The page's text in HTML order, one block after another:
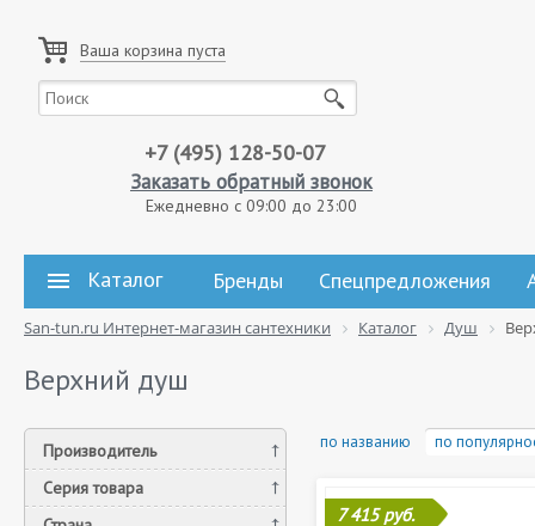
Ваша корзина пуста
+7 (495) 128-50-07
Заказать обратный звонок
Ежедневно с 09:00 до 23:00
Каталог Бренды Спецпредложения
San-tun.ru Интернет-магазин сантехники Каталог Душ
Верхний душ
Производитель
Серия товара
по названию по
7 415 руб.